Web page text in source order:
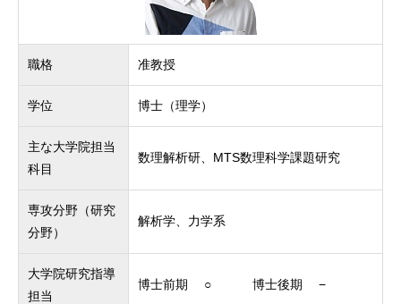
職格 准教授
学位 博士（理学）
主な大学院担当
科目
数理解析研、MTS数理科学課題研究
専攻分野（研究
分野）
解析学、力学系
大学院研究指導
担当
博士前期 ○ 博士後期 −